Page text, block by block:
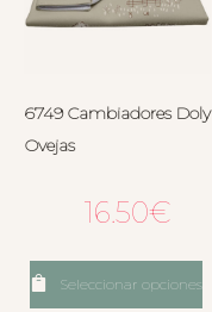
6749 Cambiadores Doly
Ovejas
16.50€
Seleccionar opciones